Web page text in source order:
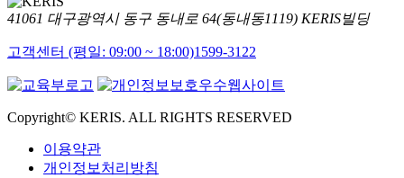
41061 대구광역시 동구 동내로 64(동내동1119) KERIS빌딩
고객센터 (평일: 09:00 ~ 18:00)1599-3122
Copyright© KERIS. ALL RIGHTS RESERVED
이용약관
개인정보처리방침